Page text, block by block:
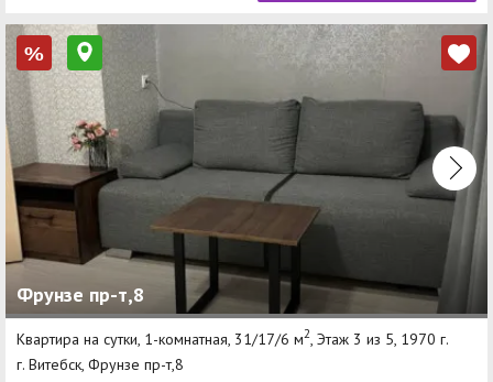
%
Фрунзе пр-т,8
Квартира на сутки, 1-комнатная, 31/17/6 м2 , Этаж 3 из 5, 1970 г.
г. Витебск, Фрунзе пр-т,8